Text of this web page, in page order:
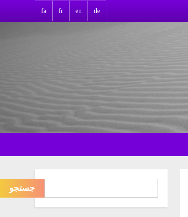
de
en
fr
fa
جستجو